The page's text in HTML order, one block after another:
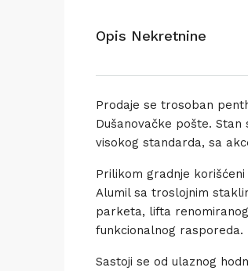
Opis Nekretnine
Prodaje se trosoban
Dušanovačke pošte.
visokog standarda, sa
Prilikom gradnje
Alumil sa troslojnim
parketa, lifta
funkcionalnog rasporeda.
Sastoji se od ulaznog